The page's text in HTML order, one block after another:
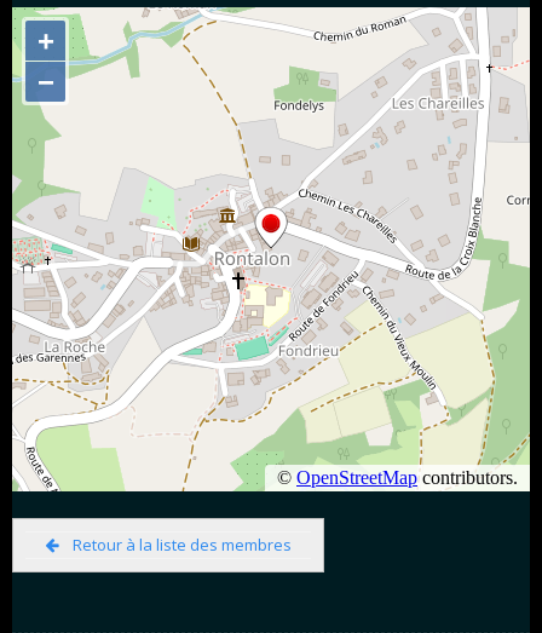
Retour à la liste des membres